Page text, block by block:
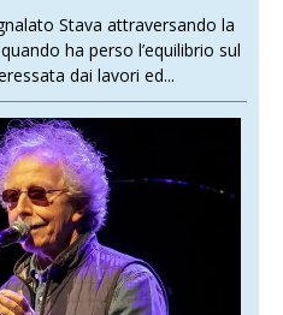
Stava attraversando la
ha perso l’equilibrio sul
dai lavori ed...